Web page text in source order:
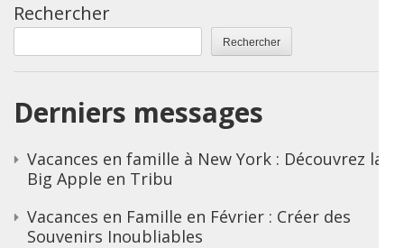
Rechercher
Rechercher
Derniers messages
Vacances en famille à New York : Découvrez la
Big Apple en Tribu
Vacances en Famille en Février : Créer des
Souvenirs Inoubliables